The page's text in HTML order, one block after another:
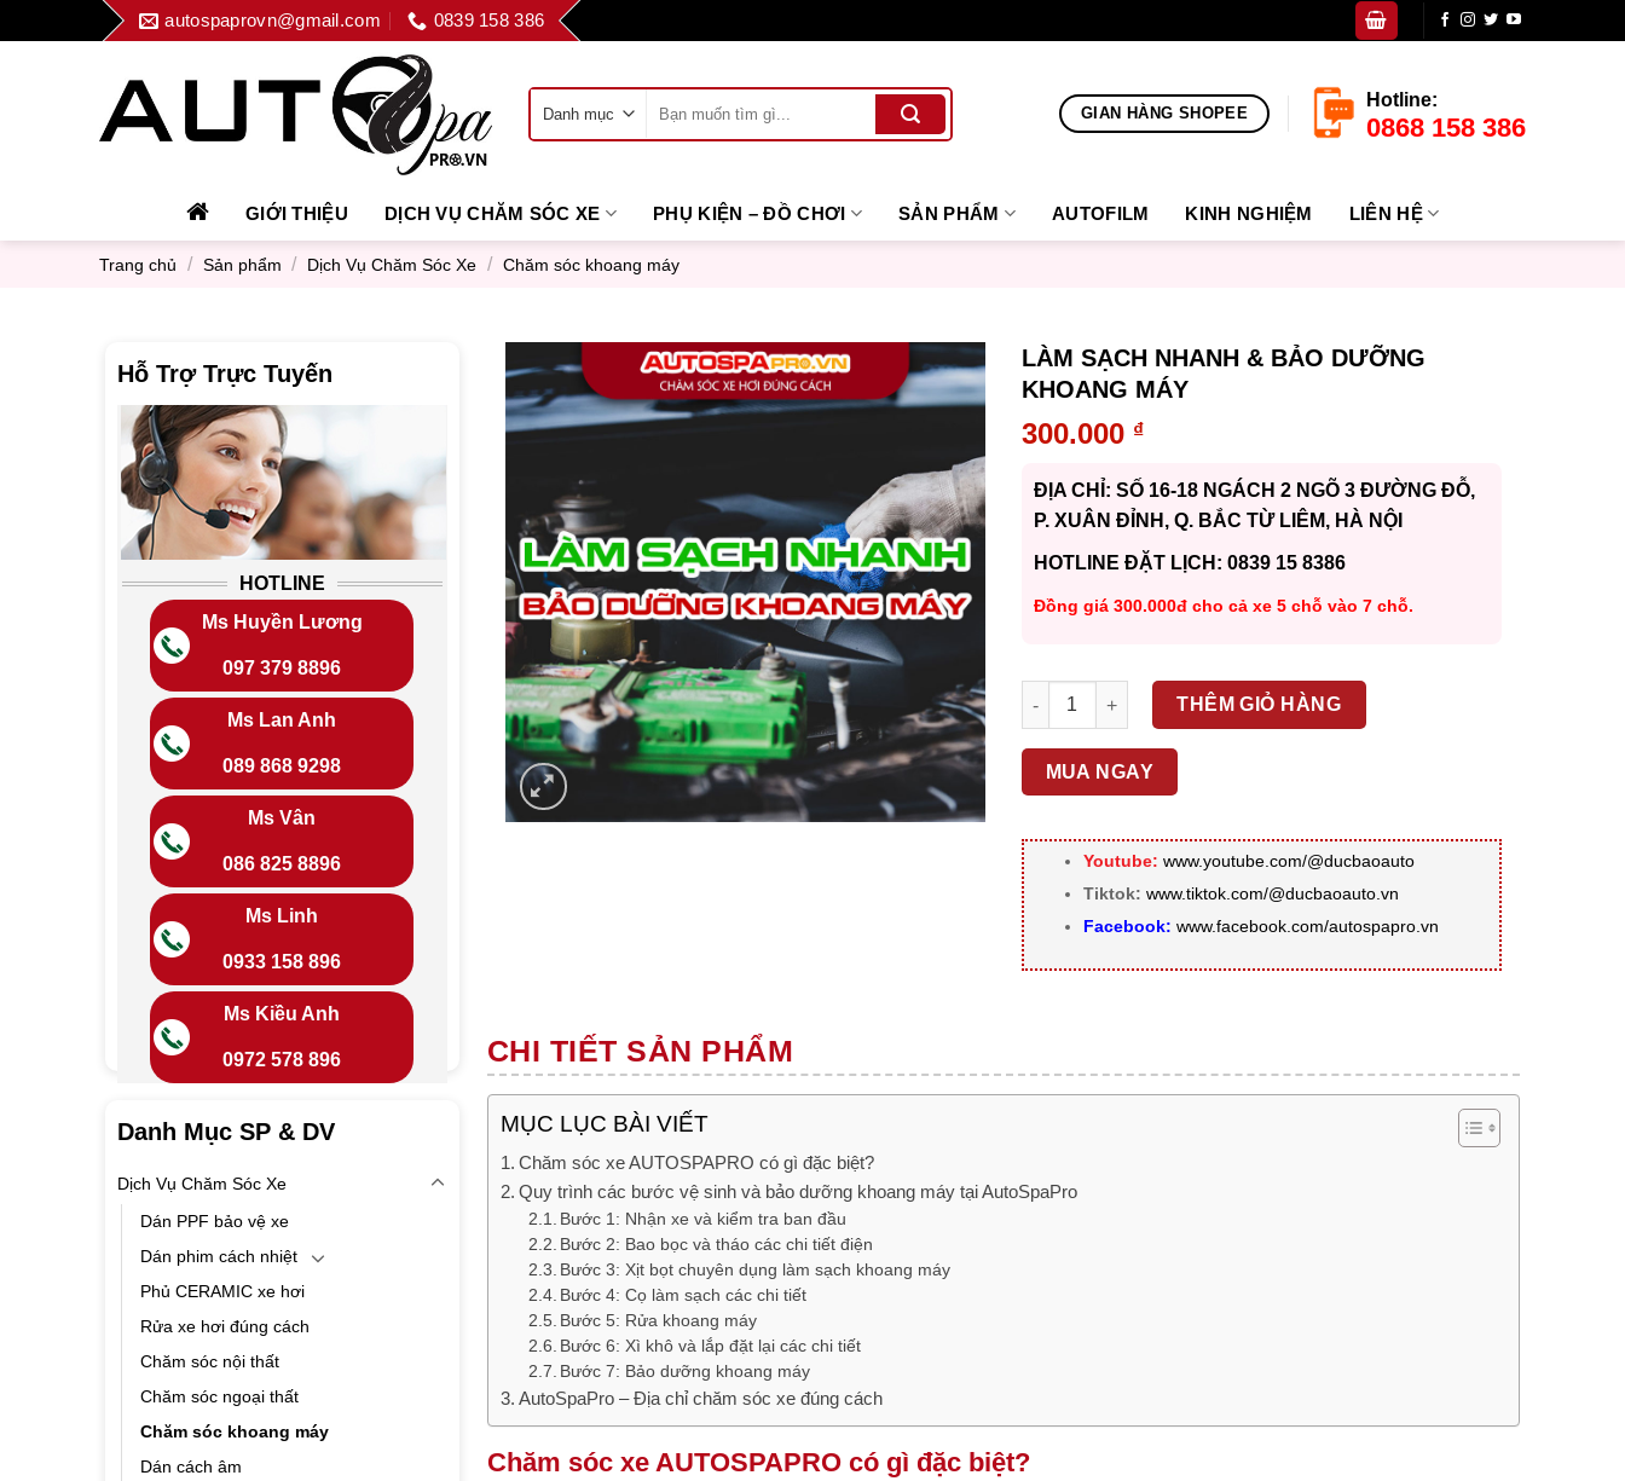
to
autospaprovn@gmail.com 0839 158 386
kiếm:
GIAN HÀNG SHOPEE
Hotline:
0868 158 386
GIỚI THIỆU DỊCH VỤ CHĂM SÓC XE PHỤ KIỆN – ĐỒ CHƠI SẢN PHẨM AUTOFILM KINH NGHIỆM LIÊN HỆ
Trang chủ / Sản phẩm / Dịch Vụ Chăm Sóc Xe / Chăm sóc khoang máy
Hỗ Trợ Trực Tuyến
HOTLINE
Ms Huyền Lương
097 379 8896
Ms Lan Anh
089 868 9298
Ms Vân
086 825 8896
Ms Linh
0933 158 896
Ms Kiều Anh
0972 578 896
Danh Mục SP & DV
Dịch Vụ Chăm Sóc Xe
Dán PPF bảo vệ xe
Dán phim cách nhiệt
Phủ CERAMIC xe hơi
Rửa xe hơi đúng cách
Chăm sóc nội thất
Chăm sóc ngoại thất
Chăm sóc khoang máy
Dán cách âm
LÀM SẠCH NHANH & BẢO DƯỠNG
KHOANG MÁY
300.000 ₫
ĐỊA CHỈ: SỐ 16-18 NGÁCH 2 NGÕ 3 ĐƯỜNG ĐỖ,
P. XUÂN ĐỈNH, Q. BẮC TỪ LIÊM, HÀ NỘI
HOTLINE ĐẶT LỊCH: 0839 15 8386
Đồng giá 300.000đ cho cả xe 5 chỗ vào 7 chỗ.
LÀM SẠCH NHANH & BẢO DƯỠNG KHOANG MÁY số lượng
THÊM GIỎ HÀNG
MUA NGAY
Youtube: www.youtube.com/@ducbaoauto
Tiktok: www.tiktok.com/@ducbaoauto.vn
Facebook: www.facebook.com/autospapro.vn
CHI TIẾT SẢN PHẨM
MỤC LỤC BÀI VIẾT
Chăm sóc xe AUTOSPAPRO có gì đặc biệt?
Quy trình các bước vệ sinh và bảo dưỡng khoang máy tại AutoSpaPro
Bước 1: Nhận xe và kiểm tra ban đầu
Bước 2: Bao bọc và tháo các chi tiết điện
Bước 3: Xịt bọt chuyên dụng làm sạch khoang máy
Bước 4: Cọ làm sạch các chi tiết
Bước 5: Rửa khoang máy
Bước 6: Xì khô và lắp đặt lại các chi tiết
Bước 7: Bảo dưỡng khoang máy
AutoSpaPro – Địa chỉ chăm sóc xe đúng cách
Chăm sóc xe AUTOSPAPRO có gì đặc biệt?